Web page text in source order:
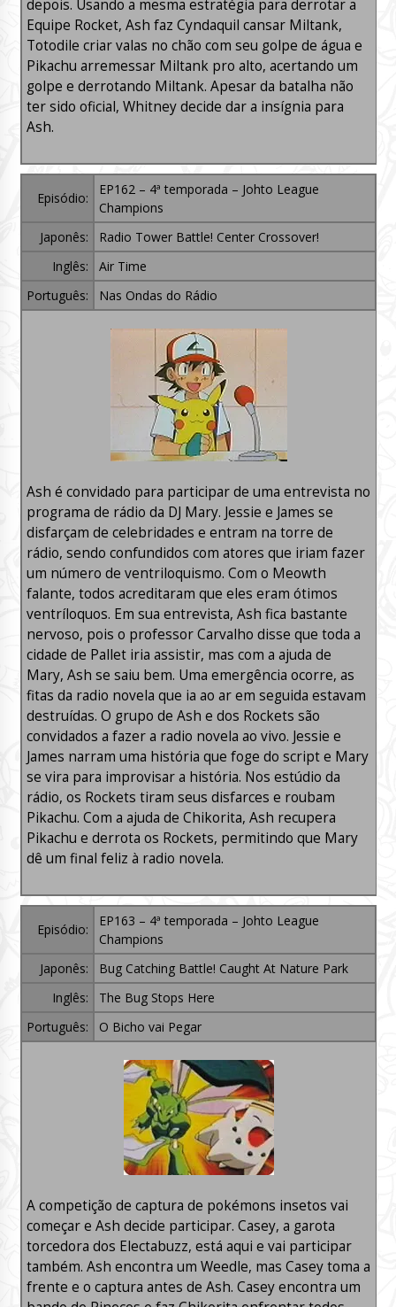
depois. Usando a mesma estratégia para derrotar a
Equipe Rocket, Ash faz Cyndaquil cansar Miltank,
Totodile criar valas no chão com seu golpe de água e
Pikachu arremessar Miltank pro alto, acertando um
golpe e derrotando Miltank. Apesar da batalha não
ter sido oficial, Whitney decide dar a insígnia para
Ash.
Episódio:
EP162 – 4ª temporada – Johto League
Champions
Japonês:
Radio Tower Battle! Center Crossover!
Inglês:
Air Time
Português:
Nas Ondas do Rádio
Ash é convidado para participar de uma entrevista no
programa de rádio da DJ Mary. Jessie e James se
disfarçam de celebridades e entram na torre de
rádio, sendo confundidos com atores que iriam fazer
um número de ventriloquismo. Com o Meowth
falante, todos acreditaram que eles eram ótimos
ventríloquos. Em sua entrevista, Ash fica bastante
nervoso, pois o professor Carvalho disse que toda a
cidade de Pallet iria assistir, mas com a ajuda de
Mary, Ash se saiu bem. Uma emergência ocorre, as
fitas da radio novela que ia ao ar em seguida estavam
destruídas. O grupo de Ash e dos Rockets são
convidados a fazer a radio novela ao vivo. Jessie e
James narram uma história que foge do script e Mary
se vira para improvisar a história. Nos estúdio da
rádio, os Rockets tiram seus disfarces e roubam
Pikachu. Com a ajuda de Chikorita, Ash recupera
Pikachu e derrota os Rockets, permitindo que Mary
dê um final feliz à radio novela.
Episódio:
EP163 – 4ª temporada – Johto League
Champions
Japonês:
Bug Catching Battle! Caught At Nature Park
Inglês:
The Bug Stops Here
Português:
O Bicho vai Pegar
A competição de captura de pokémons insetos vai
começar e Ash decide participar. Casey, a garota
torcedora dos Electabuzz, está aqui e vai participar
também. Ash encontra um Weedle, mas Casey toma a
frente e o captura antes de Ash. Casey encontra um